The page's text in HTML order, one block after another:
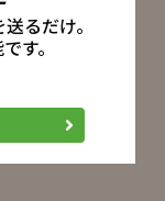
るだけ。
す。